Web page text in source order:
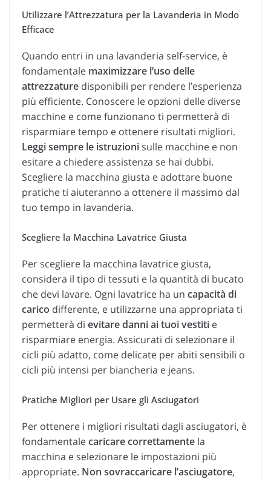
Utilizzare l’Attrezzatura per la Lavanderia in Modo
Efficace
Quando entri in una lavanderia self-service, è
fondamentale maximizzare l’uso delle
attrezzature disponibili per rendere l’esperienza
più efficiente. Conoscere le opzioni delle diverse
macchine e come funzionano ti permetterà di
risparmiare tempo e ottenere risultati migliori.
Leggi sempre le istruzioni sulle macchine e non
esitare a chiedere assistenza se hai dubbi.
Scegliere la macchina giusta e adottare buone
pratiche ti aiuteranno a ottenere il massimo dal
tuo tempo in lavanderia.
Scegliere la Macchina Lavatrice Giusta
Per scegliere la macchina lavatrice giusta,
considera il tipo di tessuti e la quantità di bucato
che devi lavare. Ogni lavatrice ha un capacità di
carico differente, e utilizzarne una appropriata ti
permetterà di evitare danni ai tuoi vestiti e
risparmiare energia. Assicurati di selezionare il
cicli più adatto, come delicate per abiti sensibili o
cicli più intensi per biancheria e jeans.
Pratiche Migliori per Usare gli Asciugatori
Per ottenere i migliori risultati dagli asciugatori, è
fondamentalecaricare correttamente la
macchina e selezionare le impostazioni più
appropriate. Non sovraccaricare l’asciugatore,